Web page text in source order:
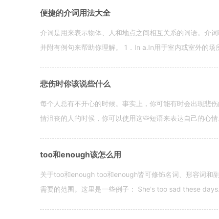
便捷的介词用法大全
介词是用来表示物体、人和地点之间相互关系的词语。介
并附有例句来帮助你理解。 1．In a.In用于室内或室外的
悲伤时你该说些什么
每个人总有不开心的时候。事实上，你可能有时会出现悲
情沮丧的人的时候，你可以使用这些短语来表达自己的心
too和enough该怎么用
关于too和enough too和enough皆可修饰名词、形容词和
需要的范围。这里是一些例子： She's too sad these